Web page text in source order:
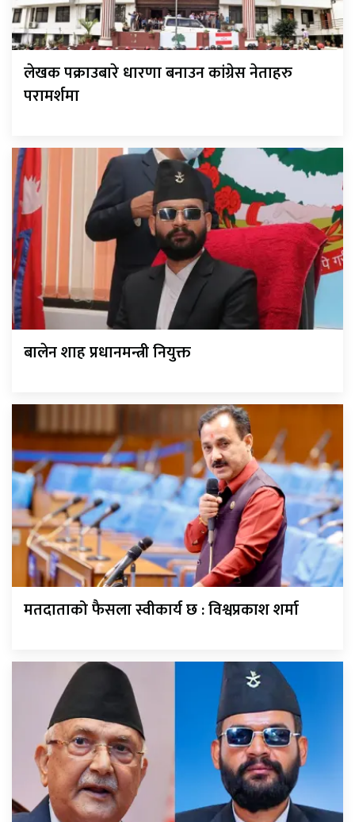
लेखक पक्राउबारे धारणा बनाउन कांग्रेस नेताहरु
परामर्शमा
बालेन शाह प्रधानमन्त्री नियुक्त
मतदाताको फैसला स्वीकार्य छ : विश्वप्रकाश शर्मा